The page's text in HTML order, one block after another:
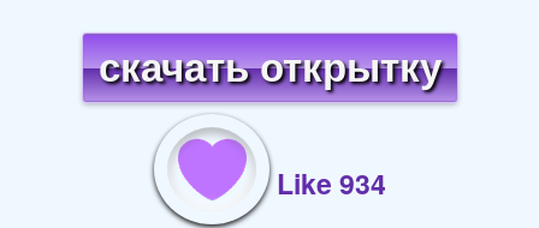
скачать открытку
Like 934